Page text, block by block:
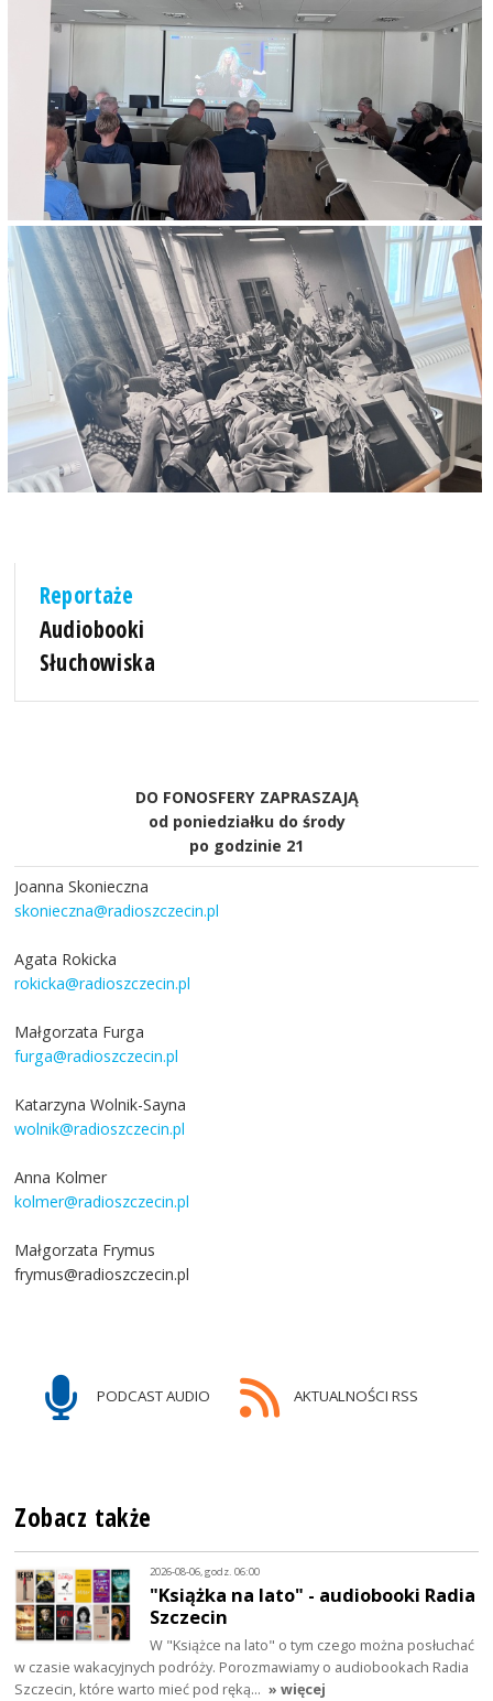
Reportaże
Audiobooki
Słuchowiska
DO FONOSFERY ZAPRASZAJĄ
od poniedziałku do środy
po godzinie 21
Joanna Skonieczna
skonieczna@radioszczecin.pl
Agata Rokicka
rokicka@radioszczecin.pl
Małgorzata Furga
furga@radioszczecin.pl
Katarzyna Wolnik-Sayna
wolnik@radioszczecin.pl
Anna Kolmer
kolmer@radioszczecin.pl
Małgorzata Frymus
frymus@radioszczecin.pl
PODCAST AUDIO AKTUALNOŚCI RSS
Zobacz także
2026-08-06, godz. 06:00
"Książka na lato" - audiobooki Radia
Szczecin
W "Książce na lato" o tym czego można posłuchać
w czasie wakacyjnych podróży. Porozmawiamy o audiobookach Radia
Szczecin, które warto mieć pod ręką… » więcej